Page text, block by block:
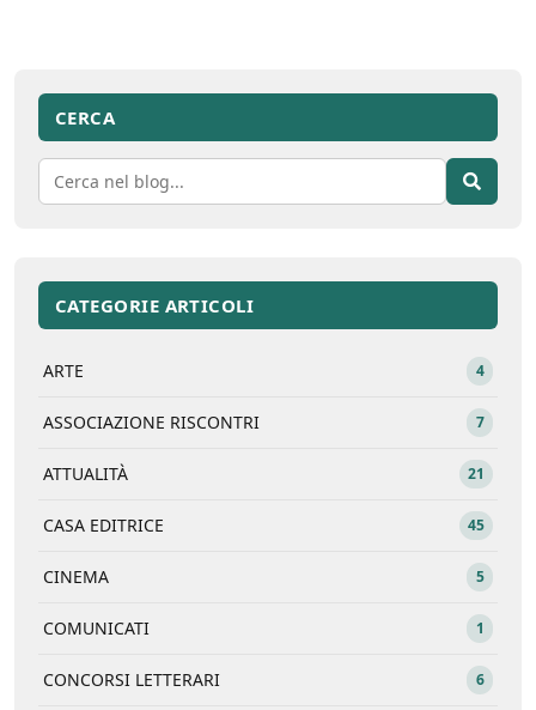
CERCA
CATEGORIE ARTICOLI
ARTE 4
ASSOCIAZIONE RISCONTRI 7
ATTUALITÀ 21
CASA EDITRICE 45
CINEMA 5
COMUNICATI 1
CONCORSI LETTERARI 6